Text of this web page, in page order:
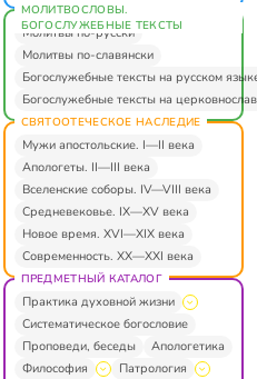
МОЛИТВОСЛОВЫ.
БОГОСЛУЖЕБНЫЕ ТЕКСТЫ
Молитвы по-русски
Молитвы по-славянски
Богослужебные тексты на русском
Богослужебные тексты на
СВЯТООТЕЧЕСКОЕ НАСЛЕДИЕ
Мужи апостольские. I—II века
Апологеты. II—III века
Вселенские соборы. IV—VIII века
Средневековье. IX—XV века
Новое время. XVI—XIX века
Современность. XX—XXI века
ПРЕДМЕТНЫЙ КАТАЛОГ
Практика духовной жизни
Систематическое богословие
Проповеди, беседы
Апологетика
Философия
Патрология